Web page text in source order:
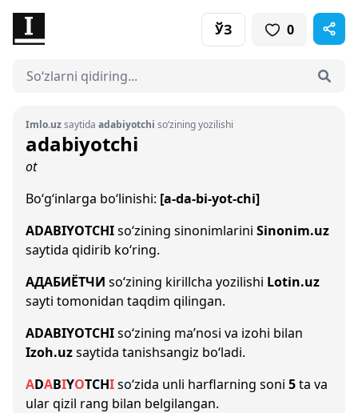
ЎЗ 0
Imlo.uzsaytida adabiyotchi so‘zining yozilishi
adabiyotchi
ot
Bo‘g‘inlarga bo‘linishi: [a-da-bi-yot-chi]
ADABIYOTCHIso‘zining sinonimlarini Sinonim.uz
saytida qidirib ko‘ring.
АДАБИЁТЧИ so‘zining kirillcha yozilishi Lotin.uz
sayti tomonidan taqdim qilingan.
ADABIYOTCHIso‘zining ma’nosi va izohi bilan
Izoh.uzsaytida tanishsangiz bo‘ladi.
ADABIYOTCHIso‘zida unli harflarning soni 5ta va
ular qizil rang bilan belgilangan.